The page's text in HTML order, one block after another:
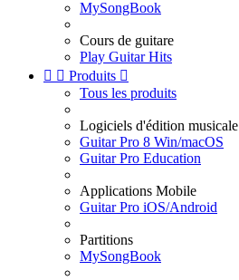
MySongBook
Cours de guitare
Play Guitar Hits
  Produits 
Tous les produits
Logiciels d'édition musicale
Guitar Pro 8 Win/macOS
Guitar Pro Education
Applications Mobile
Guitar Pro iOS/Android
Partitions
MySongBook